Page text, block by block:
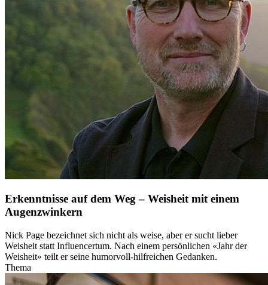
Erkenntnisse auf dem Weg – Weisheit mit einem
Augenzwinkern
Nick Page bezeichnet sich nicht als weise, aber er sucht lieber
Weisheit statt Influencertum. Nach einem persönlichen «Jahr der
Weisheit» teilt er seine humorvoll-hilfreichen Gedanken.
Thema